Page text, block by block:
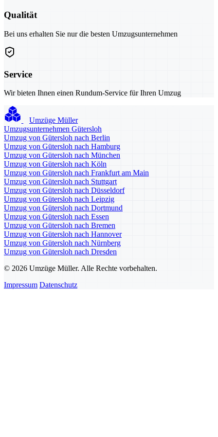
Qualität
Bei uns erhalten Sie nur die besten Umzugsunternehmen
Service
Wir bieten Ihnen einen Rundum-Service für Ihren Umzug
Umzüge Müller
Umzugsunternehmen Gütersloh
Umzug von Gütersloh nach Berlin
Umzug von Gütersloh nach Hamburg
Umzug von Gütersloh nach München
Umzug von Gütersloh nach Köln
Umzug von Gütersloh nach Frankfurt am Main
Umzug von Gütersloh nach Stuttgart
Umzug von Gütersloh nach Düsseldorf
Umzug von Gütersloh nach Leipzig
Umzug von Gütersloh nach Dortmund
Umzug von Gütersloh nach Essen
Umzug von Gütersloh nach Bremen
Umzug von Gütersloh nach Hannover
Umzug von Gütersloh nach Nürnberg
Umzug von Gütersloh nach Dresden
© 2026 Umzüge Müller. Alle Rechte vorbehalten.
Impressum Datenschutz